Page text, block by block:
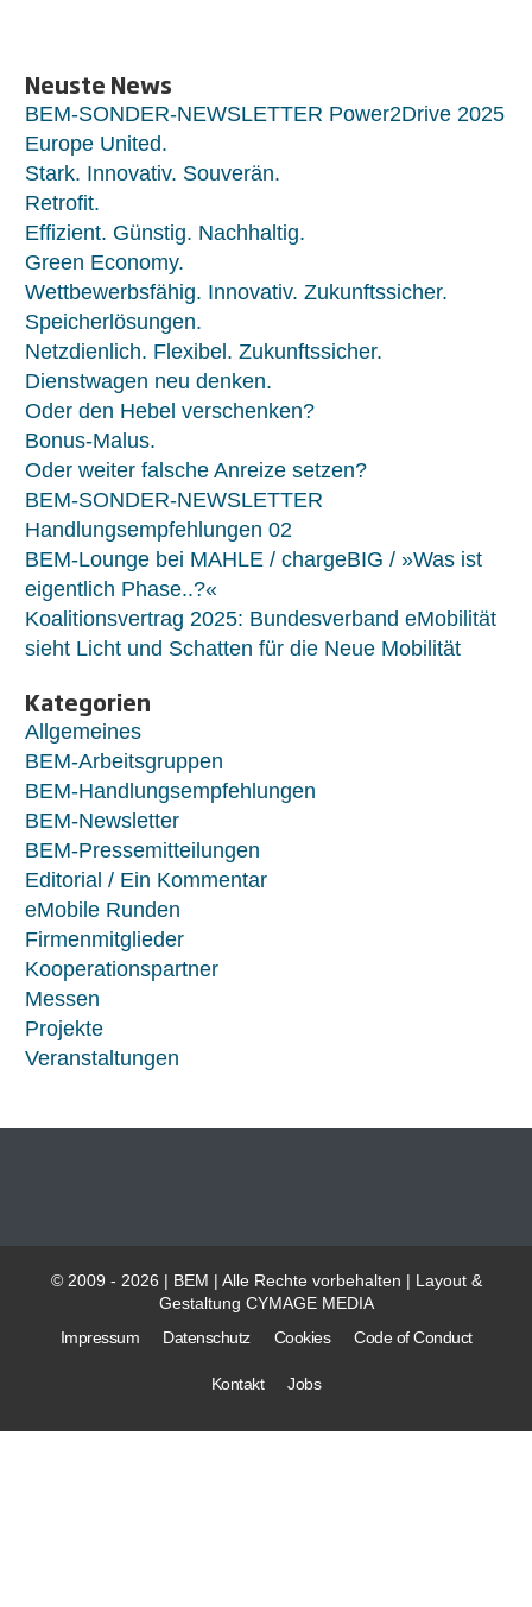
Neuste News
BEM-SONDER-NEWSLETTER Power2Drive 2025
Europe United.
Stark. Innovativ. Souverän.
Retrofit.
Effizient. Günstig. Nachhaltig.
Green Economy.
Wettbewerbsfähig. Innovativ. Zukunftssicher.
Speicherlösungen.
Netzdienlich. Flexibel. Zukunftssicher.
Dienstwagen neu denken.
Oder den Hebel verschenken?
Bonus-Malus.
Oder weiter falsche Anreize setzen?
BEM-SONDER-NEWSLETTER
Handlungsempfehlungen 02
BEM-Lounge bei MAHLE / chargeBIG / »Was ist
eigentlich Phase..?«
Koalitionsvertrag 2025: Bundesverband eMobilität
sieht Licht und Schatten für die Neue Mobilität
Kategorien
Allgemeines
BEM-Arbeitsgruppen
BEM-Handlungsempfehlungen
BEM-Newsletter
BEM-Pressemitteilungen
Editorial / Ein Kommentar
eMobile Runden
Firmenmitglieder
Kooperationspartner
Messen
Projekte
Veranstaltungen
© 2009 - 2026 | BEM | Alle Rechte vorbehalten | Layout &
Gestaltung CYMAGE MEDIA
Impressum
Datenschutz Cookies Code of Conduct
Kontakt Jobs